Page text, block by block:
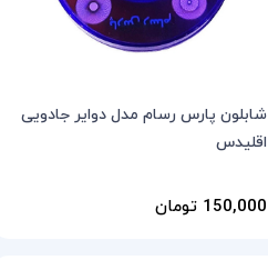
شابلون پارس رسام مدل دوایر جادویی
اقلیدس
150,000 تومان